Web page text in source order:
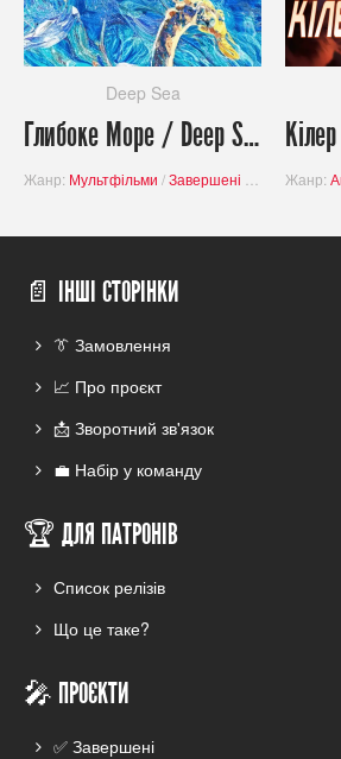
Deep Sea
Глибоке Море / Deep Sea
Жанр: Мультфільми /Завершені проєкти /
Жанр:
📄 ІНШІ СТОРІНКИ
👔 Замовлення
📈 Про проєкт
📩 Зворотний зв'язок
💼 Набір у команду
🏆 ДЛЯ ПАТРОНІВ
Список релізів
Що це таке?
🎤 ПРОЄКТИ
✅ Завершені